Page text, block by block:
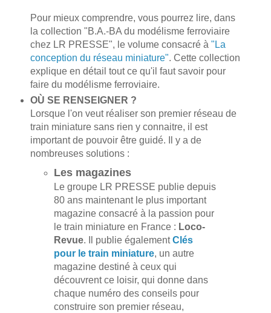
Pour mieux comprendre, vous pourrez lire, dans
la collection "B.A.-BA du modélisme ferroviaire
chez LR PRESSE", le volume consacré à "La
conception du réseau miniature". Cette collection
explique en détail tout ce qu'il faut savoir pour
faire du modélisme ferroviaire.
OÙ SE RENSEIGNER ?
Lorsque l'on veut réaliser son premier réseau de
train miniature sans rien y connaitre, il est
important de pouvoir être guidé. Il y a de
nombreuses solutions :
Les magazines
Le groupe LR PRESSE publie depuis
80 ans maintenant le plus important
magazine consacré à la passion pour
le train miniature en France : Loco-
Revue. Il publie égalementClés
pour le train miniature, un autre
magazine destiné à ceux qui
découvrent ce loisir, qui donne dans
chaque numéro des conseils pour
construire son premier réseau,